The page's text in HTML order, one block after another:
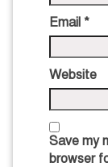
Email *
Website
Save my
browser